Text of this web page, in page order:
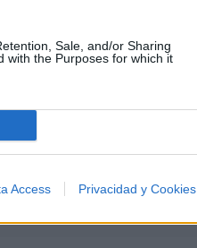
Sale, and/or Sharing
with the Purposes for which it
Access Privacidad y Cookies